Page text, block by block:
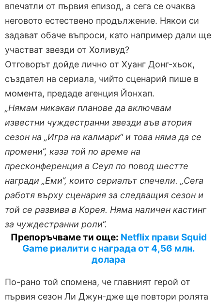
впечатли от първия епизод, а сега се очаква
неговото естествено продължение. Някои си
задават обаче въпроси, като например дали ще
участват звезди от Холивуд?
Отговорът дойде лично от Хуанг Донг-хьок,
създател на сериала, чийто сценарий пише в
момента, предаде агенция Йонхап.
„Нямам никакви планове да включвам
известни чуждестранни звезди във втория
сезон на „Игра на калмари“ и това няма да се
промени“, каза той по време на
пресконференция в Сеул по повод шестте
награди „Еми“, които сериалът спечели. „Сега
работя върху сценария за следващия сезон и
той се развива в Корея. Няма наличен кастинг
за чуждестранни роли“.
Препоръчваме ти още: Netflix прави Squid
Game риалити с награда от 4,56 млн.
долара
По-рано той спомена, че главният герой от
първия сезон Ли Джун-дже ще повтори ролята